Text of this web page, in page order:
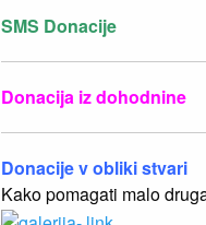
SMS Donacije
Donacija iz dohodnine
Donacije v obliki stvari
Kako pomagati malo